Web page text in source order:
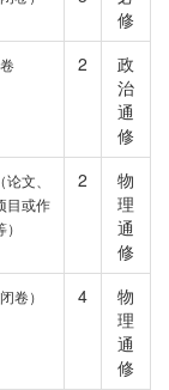
修
2
政
治
通
修
文、
目或作
2
物
理
通
修
卷） 4
物
理
通
修